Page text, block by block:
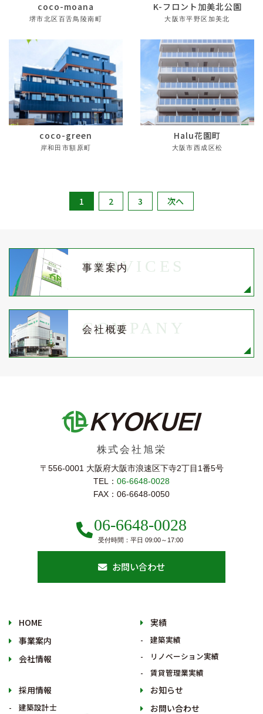
coco-moana
堺市北区百舌鳥陵南町
K-フロント加美北公園
大阪市平野区加美北
coco-green
岸和田市額原町
Halu花園町
大阪市西成区松
1 2 3 次へ
事業案内
SERVICES
会社概要
COMPANY
株式会社旭栄
〒556-0001 大阪府大阪市浪速区下寺2丁⽬1番5号
TEL： 06-6648-0028
FAX：06-6648-0050
06-6648-0028
受付時間：平日 09:00～17:00
お問い合わせ
HOME
事業案内
会社情報
実績
建築実績
リノベーション実績
賃貸管理業実績
採用情報
建築設計士
お知らせ
お問い合わせ